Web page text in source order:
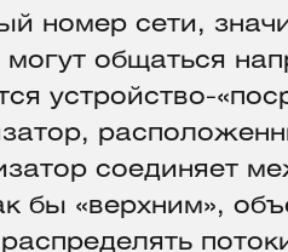
номер сети,
могут общаться
устройство-
соединяет
бы «верхним»,